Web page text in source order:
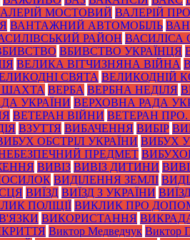
МОСТОВИЙ ВАЛЕРІЙ
ВАНТАЖНИЙ АВТОМОБІЛЬ
РАЙОН ВАСИЛІСА
ВБИВСТВО УКРАЇНЦЯ
ВЕЛИКА ВІТЧИЗНЯНА ВІЙНА
СВЯТА ВЕЛИКОДНІЙ
ШАХТА ВЕРБА ВЕРБНА НЕДІЛЯ
УКРАЇНИ ВЕРХОВНА РАДА
ВЕТЕРАН ВІЙНИ ВЕТЕРАН
ВЗУТТЯ ВИБАЧЕННЯ ВИБІР
ОБСТРІЛ УКРАЇНИ ВИБУХ
ПРЕДМЕТ
ВИВІЗ ВИВІЗ ДИТИНИ
ВИДІЛЕННЯ ЗЕМЛІ
ВИЇЗД ВИЇЗД З УКРАЇНИ
ПОЛІЦІЇ ВИКЛИК ПРО
ВИКОРИСТАННЯ
Виктор Медведчук Виктор